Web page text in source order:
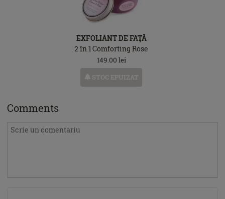
EXFOLIANT DE FAŢĂ
2 în 1 Comforting Rose
149.00 lei
STOC EPUIZAT
Comments